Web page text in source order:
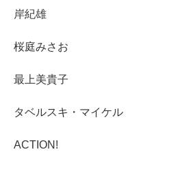
岸紀雄
桜庭みさお
最上美貴子
タベルスキ・マイケル
ACTION!